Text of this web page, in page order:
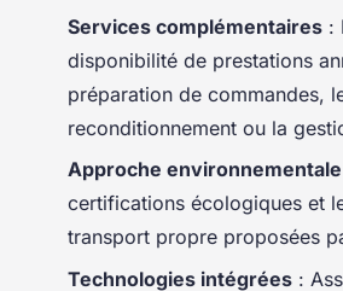
Services complémentaires :
disponibilité de prestations
préparation de commandes,
reconditionnement ou la
Approche environnementale
certifications écologiques et
transport propre proposées
Technologies intégrées :